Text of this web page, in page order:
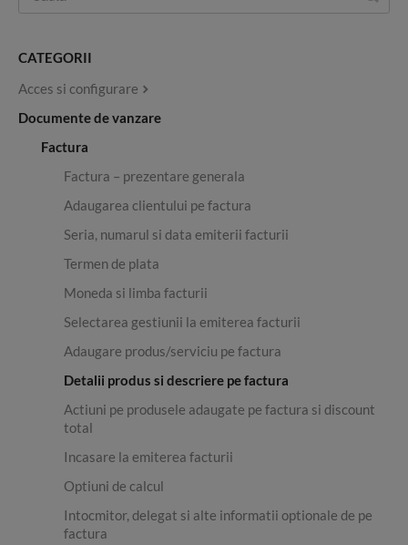
CATEGORII
Acces si configurare
Documente de vanzare
Factura
Factura – prezentare generala
Adaugarea clientului pe factura
Seria, numarul si data emiterii facturii
Termen de plata
Moneda si limba facturii
Selectarea gestiunii la emiterea facturii
Adaugare produs/serviciu pe factura
Detalii produs si descriere pe factura
Actiuni pe produsele adaugate pe factura si discount
total
Incasare la emiterea facturii
Optiuni de calcul
Intocmitor, delegat si alte informatii optionale de pe
factura